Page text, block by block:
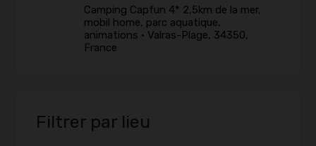
Camping Capfun 4* 2,5km de la mer,
mobil home, parc aquatique,
animations • Valras-Plage, 34350,
France
Filtrer par lieu